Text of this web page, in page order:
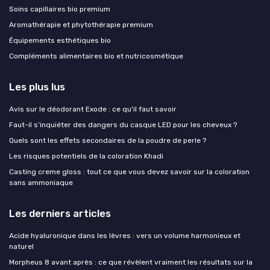
Soins capillaires bio premium
Aromathérapie et phytothérapie premium
Équipements esthétiques bio
Compléments alimentaires bio et nutricosmétique
Les plus lus
Avis sur le déodorant Exode : ce qu'il faut savoir
Faut-il s’inquiéter des dangers du casque LED pour les cheveux ?
Quels sont les effets secondaires de la poudre de perle ?
Les risques potentiels de la coloration Khadi
Casting creme gloss : tout ce que vous devez savoir sur la coloration
sans ammoniaque
Les derniers articles
Acide hyaluronique dans les lèvres : vers un volume harmonieux et
naturel
Morpheus 8 avant après : ce que révèlent vraiment les résultats sur la